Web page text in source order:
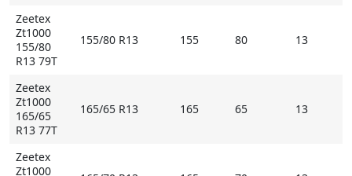
Zeetex
Zt1000
155/80
R13 79T
155/80 R13 155 80 13
Zeetex
Zt1000
165/65
R13 77T
165/65 R13 165 65 13
Zeetex
Zt1000